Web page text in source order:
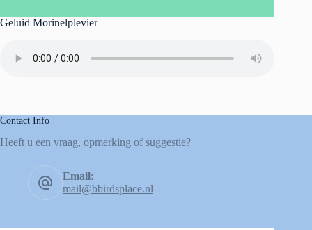
Geluid Morinelplevier
Contact Info
Heeft u een vraag, opmerking of suggestie?
Email:
mail@bbirdsplace.nl